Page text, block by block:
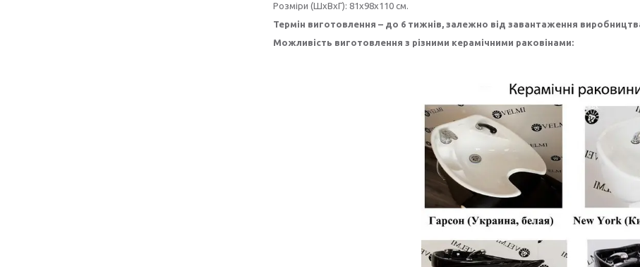
Розміри (ШхВхГ): 81х98х110 см.
Термін виготовлення – до 6 тижнів, залежно від завантаження
Можливість виготовлення з різними керамічними раковінами: